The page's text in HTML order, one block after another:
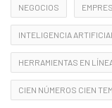
NEGOCIOS
INTELIGENCIA ARTIFICIAL
HERRAMIENTAS EN
CIEN NÚMEROS CIEN